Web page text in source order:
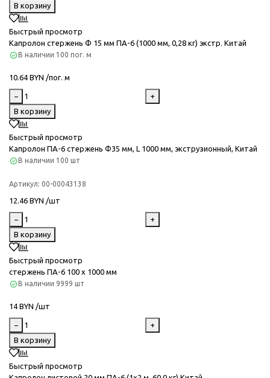
В корзину
Быстрый просмотр
Капролон стержень Ф 15 мм ПА-6 (1000 мм, 0,28 кг) экстр. Китай
В наличии 100 пог. м
10.64 BYN /пог. м
−
+
В корзину
Быстрый просмотр
Капролон ПА-6 стержень Ф35 мм, L 1000 мм, экструзионный, Китай
В наличии 100 шт
Артикул: 00-00043138
12.46 BYN /шт
−
+
В корзину
Быстрый просмотр
стержень ПА-6 100 х 1000 мм
В наличии 9999 шт
14 BYN /шт
−
+
В корзину
Быстрый просмотр